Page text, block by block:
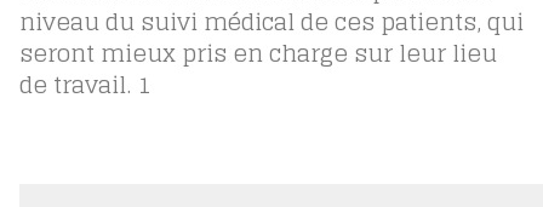
niveau du suivi médical de ces patients, qui
seront mieux pris en charge sur leur lieu
de travail. 1